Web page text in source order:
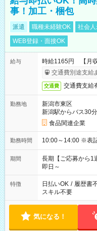
事！加工・梱包
派遣 職種未経験OK 社会
WEB登録・面接OK
給与
時給1165円 【月
交通費別途支給
交通費 交通費支給
勤務地
新潟市東区
新潟駅からバス30分
食品関連企業
勤務時間 10:00～
期間
長期【ご応募から1
即日～
特徴 日払いOK / 履歴書
スキル不要
気になる！